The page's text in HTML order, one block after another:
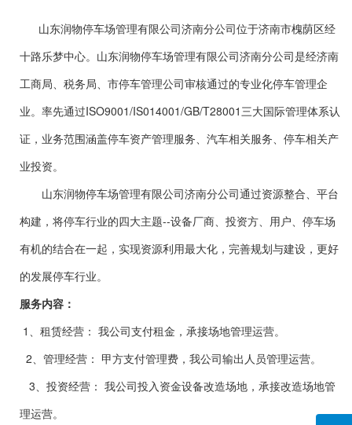
山东润物停车场管理有限公司济南分公司位于济南市槐荫区经
十路乐梦中心。山东润物停车场管理有限公司济南分公司是经济南
工商局、税务局、市停车管理公司审核通过的专业化停车管理企
业。率先通过ISO9001/IS014001/GB/T28001三大国际管理体系认
证，业务范围涵盖停车资产管理服务、汽车相关服务、停车相关产
业投资。
山东润物停车场管理有限公司济南分公司通过资源整合、平台
构建，将停车行业的四大主题--设备厂商、投资方、用户、停车场
有机的结合在一起，实现资源利用最大化，完善规划与建设，更好
的发展停车行业。
服务内容：
1、租赁经营： 我公司支付租金，承接场地管理运营。
2、管理经营： 甲方支付管理费，我公司输出人员管理运营。
3、投资经营： 我公司投入资金设备改造场地，承接改造场地管
理运营。